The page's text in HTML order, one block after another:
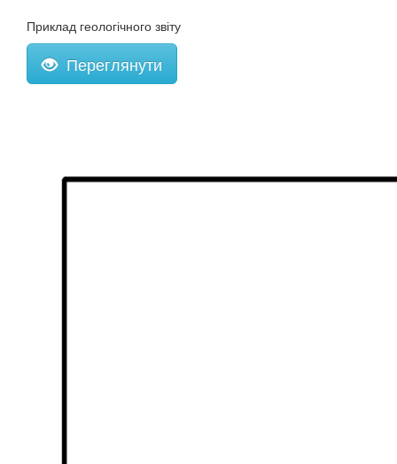
Приклад геологічного звіту
Переглянути